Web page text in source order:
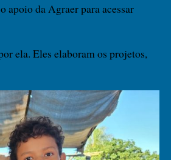
apoio da Agraer para acessar
ela. Eles elaboram os projetos,